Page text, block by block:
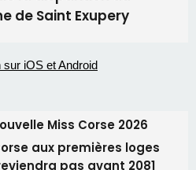
end du tournoi du